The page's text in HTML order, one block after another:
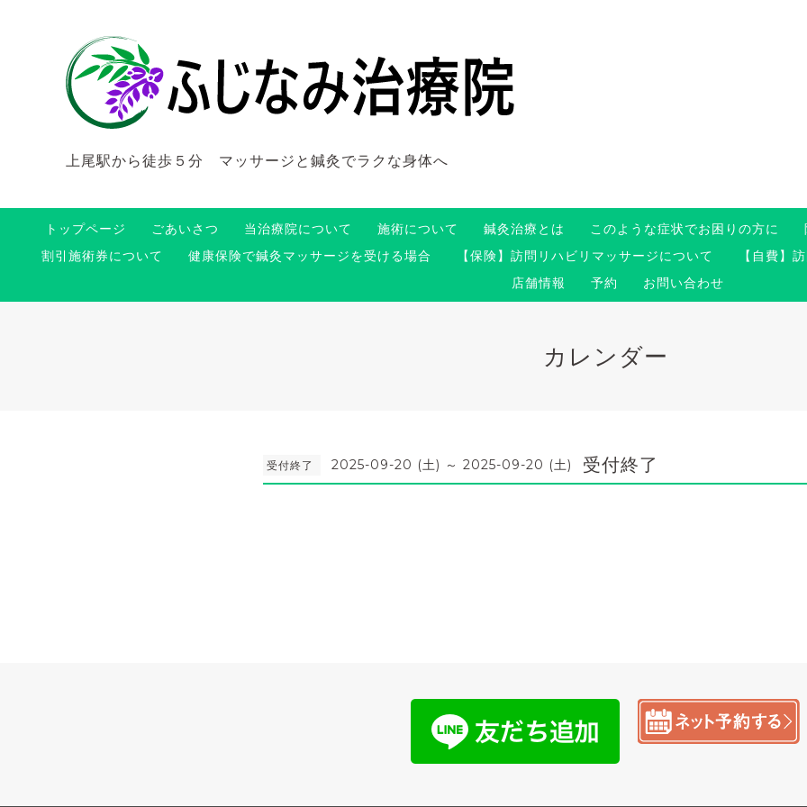
上尾駅から徒歩５分 マッサージと鍼灸でラクな身体へ
トップページ ごあいさつ 当治療院について 施術について 鍼灸治療とは このような症状でお困りの方に
割引施術券について
健康保険で鍼灸マッサージを受ける場合 【保険】訪問リハビリマッサージについて 【自費】
店舗情報
予約 お問い合わせ
カレンダー
受付終了 2025-09-20 (土) ～ 2025-09-20 (土) 受付終了